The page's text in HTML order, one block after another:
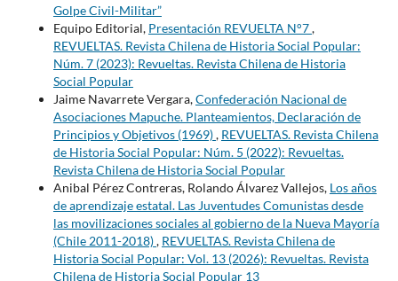
Golpe Civil-Militar”
Equipo Editorial, Presentación REVUELTA N°7,
REVUELTAS. Revista Chilena de Historia Social Popular:
Núm. 7 (2023): Revueltas. Revista Chilena de Historia
Social Popular
Jaime Navarrete Vergara,Confederación Nacional de
Asociaciones Mapuche. Planteamientos, Declaración de
Principios y Objetivos (1969), REVUELTAS. Revista Chilena
de Historia Social Popular: Núm. 5 (2022): Revueltas.
Revista Chilena de Historia Social Popular
Anibal Pérez Contreras, Rolando Álvarez Vallejos, Los años
de aprendizaje estatal. Las Juventudes Comunistas desde
las movilizaciones sociales al gobierno de la Nueva Mayoría
(Chile 2011-2018), REVUELTAS. Revista Chilena de
Historia Social Popular: Vol. 13 (2026): Revueltas. Revista
Chilena de Historia Social Popular 13